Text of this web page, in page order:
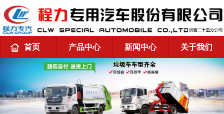
首页 产品中心 新闻中心 关于我们